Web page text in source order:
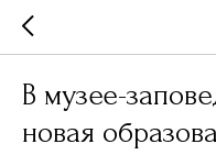
В музее-
новая